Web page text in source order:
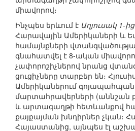
միավորով։
Ինչպես երևում է Աղյուսակ 1-ից
Հարավային Ամերիկաների և
համայնքների
գնահատվել է 8-ական
չափորոշիչներով նրանց
ցուցիչները տարբեր են։
Ամերիկաներում
մարտահրավերների (աննշան
և արտագաղթի հետևանքով
քայքայման խնդիրներ չկան։
Հայաստանից, այնպես էլ